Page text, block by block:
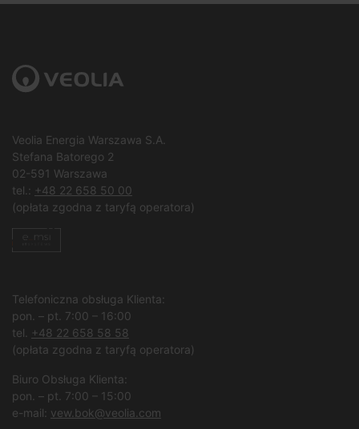
Veolia Energia Warszawa S.A.
Stefana Batorego 2
02-591 Warszawa
tel.: +48 22 658 50 00
(opłata zgodna z taryfą operatora)
Telefoniczna obsługa Klienta:
pon. – pt. 7:00 – 16:00
tel.
+48 22 658 58 58
(opłata zgodna z taryfą operatora)
Biuro Obsługa Klienta:
pon. – pt. 7:00 – 15:00
e-mail: vew.bok@veolia.com